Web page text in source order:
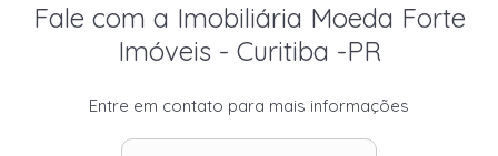
Fale com a Imobiliária Moeda Forte
Imóveis - Curitiba -PR
Entre em contato para mais informações